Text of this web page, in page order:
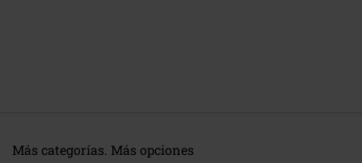
Más categorías. Más opciones